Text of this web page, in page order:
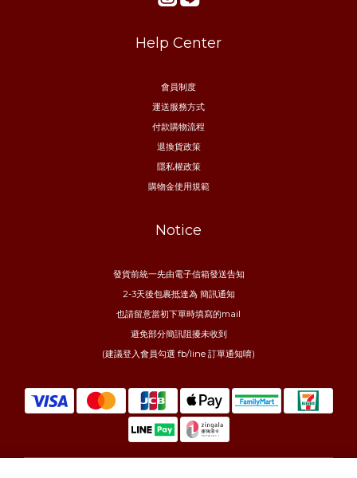
Help Center
會員制度
運送服務方式
付款購物流程
退換貨政策
隱私權政策
購物金使用規範
Notice
發貨前統一先由電子信箱發送告知
2-3天後包裹抵達為 簡訊通知
也請留意當初下單時填寫的mail
避免部分簡訊阻擾未收到
(建議登入會員勾選 fb/line 訂單通知唷)